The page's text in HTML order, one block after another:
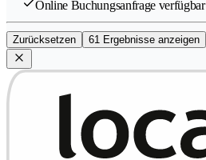
Online Buchungsanfrage verfügbar
Zurücksetzen 61 Ergebnisse anzeigen